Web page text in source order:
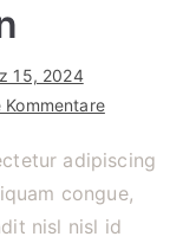
15, 2024
Kommentarefür
Serenity
Has
Taken
adipiscing
congue,
nisl nisl id